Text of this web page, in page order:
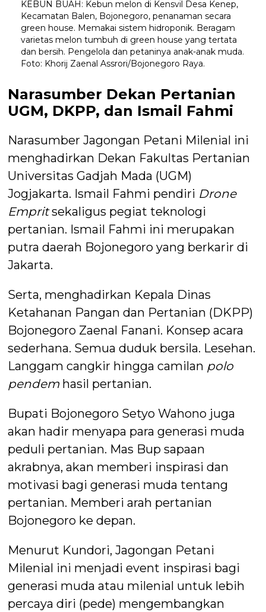
KEBUN BUAH: Kebun melon di Kensvil Desa Kenep,
Kecamatan Balen, Bojonegoro, penanaman secara
green house. Memakai sistem hidroponik. Beragam
varietas melon tumbuh di green house yang tertata
dan bersih. Pengelola dan petaninya anak-anak muda.
Foto: Khorij Zaenal Assrori/Bojonegoro Raya.
Narasumber Dekan Pertanian
UGM, DKPP, dan Ismail Fahmi
Narasumber Jagongan Petani Milenial ini
menghadirkan Dekan Fakultas Pertanian
Universitas Gadjah Mada (UGM)
Jogjakarta. Ismail Fahmi pendiri Drone
Empritsekaligus pegiat teknologi
pertanian. Ismail Fahmi ini merupakan
putra daerah Bojonegoro yang berkarir di
Jakarta.
Serta, menghadirkan Kepala Dinas
Ketahanan Pangan dan Pertanian (DKPP)
Bojonegoro Zaenal Fanani. Konsep acara
sederhana. Semua duduk bersila. Lesehan.
Langgam cangkir hingga camilan polo
pendem hasil pertanian.
Bupati Bojonegoro Setyo Wahono juga
akan hadir menyapa para generasi muda
peduli pertanian. Mas Bup sapaan
akrabnya, akan memberi inspirasi dan
motivasi bagi generasi muda tentang
pertanian. Memberi arah pertanian
Bojonegoro ke depan.
Menurut Kundori, Jagongan Petani
Milenial ini menjadi event inspirasi bagi
generasi muda atau milenial untuk lebih
percaya diri (pede) mengembangkan